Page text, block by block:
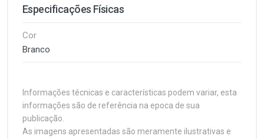
Especificações Físicas
Cor
Branco
Informações técnicas e características podem variar, esta
informações são de referência na epoca de sua
publicação.
As imagens apresentadas são meramente ilustrativas e